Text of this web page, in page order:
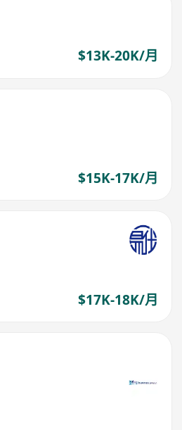
$13K-20K/月
$15K-17K/月
$17K-18K/月